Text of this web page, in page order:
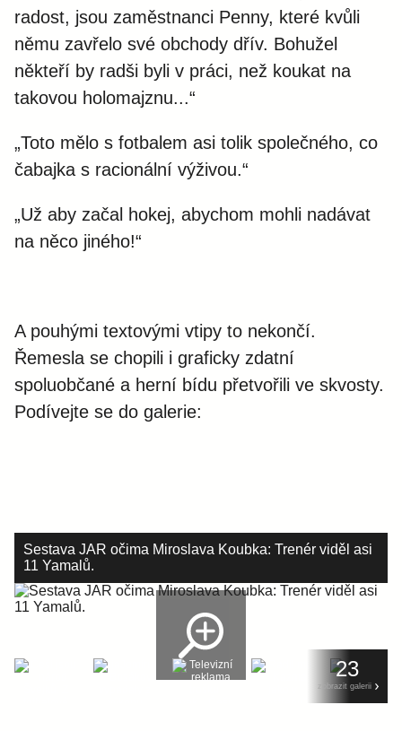
radost, jsou zaměstnanci Penny, které kvůli
němu zavřelo své obchody dřív. Bohužel
někteří by radši byli v práci, než koukat na
takovou holomajznu...“
„Toto mělo s fotbalem asi tolik společného, co
čabajka s racionální výživou.“
„Už aby začal hokej, abychom mohli nadávat
na něco jiného!“
A pouhými textovými vtipy to nekončí.
Řemesla se chopili i graficky zdatní
spoluobčané a herní bídu přetvořili ve skvosty.
Podívejte se do galerie:
Sestava JAR očima Miroslava Koubka: Trenér viděl asi
11 Yamalů.
23
zobrazit galerii